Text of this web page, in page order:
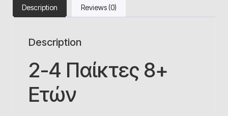
Description Reviews (0)
Description
2-4 Παίκτες 8+
Ετών